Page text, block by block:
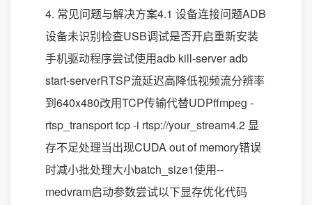
4. 常见问题与解决方案4.1 设备连接问题ADB
设备未识别检查USB调试是否开启重新安装
手机驱动程序尝试使用adb kill-server adb
start-serverRTSP流延迟高降低视频流分辨率
到640x480改用TCP传输代替UDPffmpeg -
rtsp_transport tcp -i rtsp://your_stream4.2 显
存不足处理当出现CUDA out of memory错误
时减小批处理大小batch_size1使用--
medvram启动参数尝试以下显存优化代码